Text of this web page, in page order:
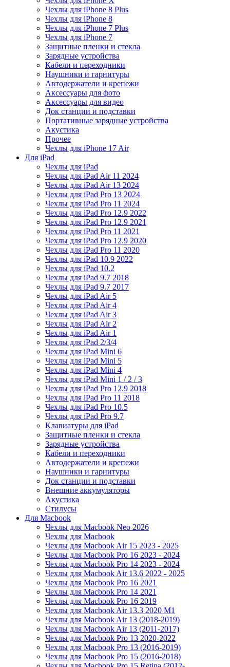
Чехлы для iPhone 8 Plus
Чехлы для iPhone 8
Чехлы для iPhone 7 Plus
Чехлы для iPhone 7
Защитные пленки и стекла
Зарядные устройства
Кабели и переходники
Наушники и гарнитуры
Автодержатели и крепежи
Аксессуары для фото
Аксессуары для видео
Док станции и подставки
Портативные зарядные устройства
Акустика
Прочее
Чехлы для iPhone 17 Air
Для iPad
Чехлы для iPad
Чехлы для iPad Air 11 2024
Чехлы для iPad Air 13 2024
Чехлы для iPad Pro 13 2024
Чехлы для iPad Pro 11 2024
Чехлы для iPad Pro 12.9 2022
Чехлы для iPad Pro 12.9 2021
Чехлы для iPad Pro 11 2021
Чехлы для iPad Pro 12.9 2020
Чехлы для iPad Pro 11 2020
Чехлы для iPad 10.9 2022
Чехлы для iPad 10.2
Чехлы для iPad 9.7 2018
Чехлы для iPad 9.7 2017
Чехлы для iPad Air 5
Чехлы для iPad Air 4
Чехлы для iPad Air 3
Чехлы для iPad Air 2
Чехлы для iPad Air 1
Чехлы для iPad 2/3/4
Чехлы для iPad Mini 6
Чехлы для iPad Mini 5
Чехлы для iPad Mini 4
Чехлы для iPad Mini 1 / 2 / 3
Чехлы для iPad Pro 12.9 2018
Чехлы для iPad Pro 11 2018
Чехлы для iPad Pro 10.5
Чехлы для iPad Pro 9.7
Клавиатуры для iPad
Защитные пленки и стекла
Зарядные устройства
Кабели и переходники
Автодержатели и крепежи
Наушники и гарнитуры
Док станции и подставки
Внешние аккумуляторы
Акустика
Стилусы
Для Macbook
Чехлы для Macbook Neo 2026
Чехлы для Macbook
Чехлы для Macbook Air 15 2023 - 2025
Чехлы для Macbook Pro 16 2023 - 2024
Чехлы для Macbook Pro 14 2023 - 2024
Чехлы для Macbook Air 13.6 2022 - 2025
Чехлы для Macbook Pro 16 2021
Чехлы для Macbook Pro 14 2021
Чехлы для Macbook Pro 16 2019
Чехлы для Macbook Air 13.3 2020 M1
Чехлы для Macbook Air 13 (2018-2019)
Чехлы для Macbook Air 13 (2011-2017)
Чехлы для Macbook Pro 13 2020-2022
Чехлы для Macbook Pro 13 (2016-2019)
Чехлы для Macbook Pro 15 (2016-2018)